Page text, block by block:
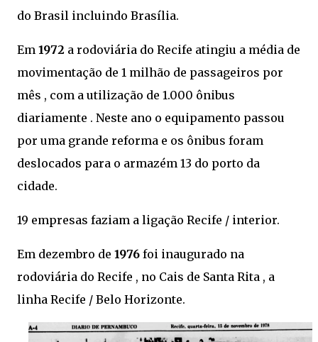
do Brasil incluindo Brasília.
Em 1972 a rodoviária do Recife atingiu a média de
movimentação de 1 milhão de passageiros por
mês , com a utilização de 1.000 ônibus
diariamente . Neste ano o equipamento passou
por uma grande reforma e os ônibus foram
deslocados para o armazém 13 do porto da
cidade.
19 empresas faziam a ligação Recife / interior.
Em dezembro de 1976 foi inaugurado na
rodoviária do Recife , no Cais de Santa Rita , a
linha Recife / Belo Horizonte.